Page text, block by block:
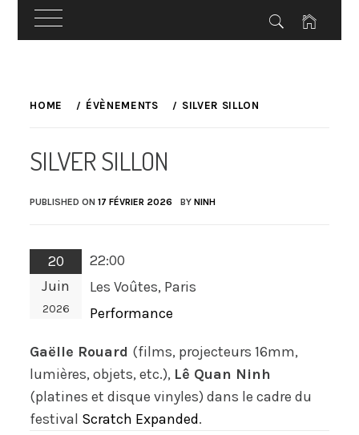
toHOME ÉVÈNEMENTS SILVER SILLON
SILVER SILLON
PUBLISHED ON17 FÉVRIER 2026 BYNINH
20
Juin
2026
22:00
Les Voûtes, Paris
Performance
Gaëlle Rouard (films, projecteurs 16mm,
lumières, objets, etc.), Lê Quan Ninh
(platines et disque vinyles) dans le cadre du
festival Scratch Expanded.